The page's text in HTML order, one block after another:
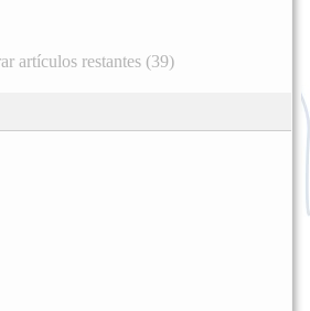
artículos restantes (39)